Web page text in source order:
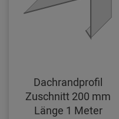
Dachrandprofil
Zuschnitt 200 mm
Länge 1 Meter